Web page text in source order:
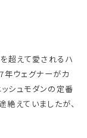
超えて愛されるハ
年ウェグナーがカ
シュモダンの定番
えていましたが、